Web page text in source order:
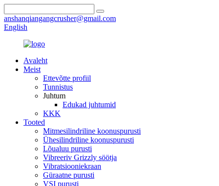
anshanqiangangcrusher@gmail.com
English
Avaleht
Meist
Ettevõtte profiil
Tunnistus
Juhtum
Edukad juhtumid
KKK
Tooted
Mitmesilindriline koonuspurusti
Ühesilindriline koonuspurusti
Lõualuu purusti
Vibreeriv Grizzly söötja
Vibratsiooniekraan
Güraatne purusti
VSI purusti